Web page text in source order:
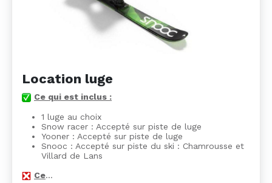
Location luge
Ce qui est inclus :
1 luge au choix
Snow racer : Accepté sur piste de luge
Yooner : Accepté sur piste de luge
Snooc : Accepté sur piste du ski : Chamrousse et
Villard de Lans
Ce…